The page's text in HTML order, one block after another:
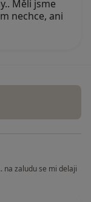
Měli jsme
nechce, ani
na zaludu se mi delaji